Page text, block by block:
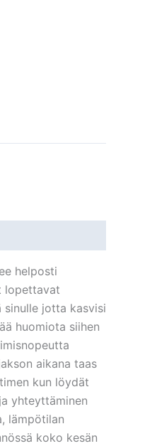
helposti
lopettavat
jotta kasvisi
huomiota siihen
aikana taas
kun löydät
yhteyttäminen
lämpötilan
koko kesän